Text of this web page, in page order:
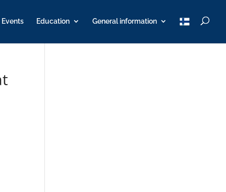
Events Education General information
T
u